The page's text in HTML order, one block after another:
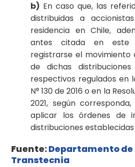
b) En caso que, las
distribuidas a
residencia en Chile,
antes citada en este
registrarse el movimiento
de dichas
respectivos regulados en
N° 130 de 2016 o en la
2021, según
aplicar los órdenes de
distribuciones establecidas
Fuente:Departamento de
Transtecnia